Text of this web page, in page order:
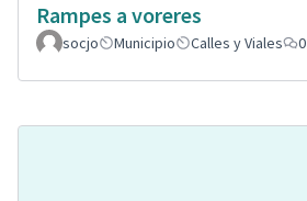
Rampes a voreres
socjo
Municipio Calles y Viales 0